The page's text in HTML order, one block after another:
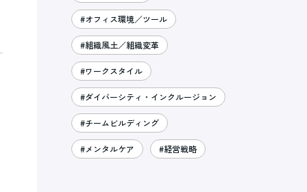
#オフィス環境／ツール
#組織風土／組織変革
#ワークスタイル
#ダイバーシティ・インクルージョン
#チームビルディング
#メンタルケア #経営戦略